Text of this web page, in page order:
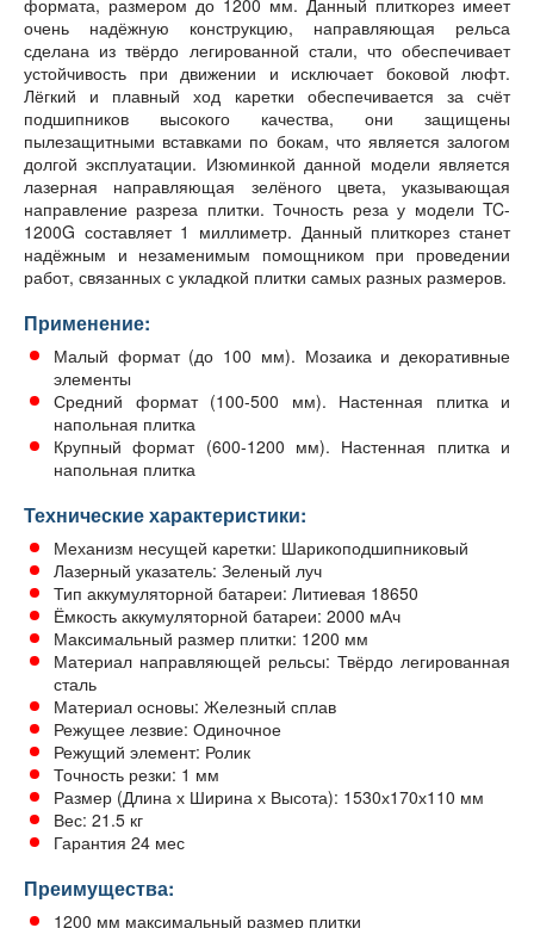
формата, размером до 1200 мм. Данный плиткорез имеет
очень надёжную конструкцию, направляющая рельса
сделана из твёрдо легированной стали, что обеспечивает
устойчивость при движении и исключает боковой люфт.
Лёгкий и плавный ход каретки обеспечивается за счёт
подшипников высокого качества, они защищены
пылезащитными вставками по бокам, что является залогом
долгой эксплуатации. Изюминкой данной модели является
лазерная направляющая зелёного цвета, указывающая
направление разреза плитки. Точность реза у модели TC-
1200G составляет 1 миллиметр. Данный плиткорез станет
надёжным и незаменимым помощником при проведении
работ, связанных с укладкой плитки самых разных размеров.
Применение:
Малый формат (до 100 мм). Мозаика и декоративные
элементы
Средний формат (100-500 мм). Настенная плитка и
напольная плитка
Крупный формат (600-1200 мм). Настенная плитка и
напольная плитка
Технические характеристики:
Механизм несущей каретки: Шарикоподшипниковый
Лазерный указатель: Зеленый луч
Тип аккумуляторной батареи: Литиевая 18650
Ёмкость аккумуляторной батареи: 2000 мАч
Максимальный размер плитки: 1200 мм
Материал направляющей рельсы: Твёрдо легированная
сталь
Материал основы: Железный сплав
Режущее лезвие: Одиночное
Режущий элемент: Ролик
Точность резки: 1 мм
Размер (Длина х Ширина х Высота): 1530х170х110 мм
Вес: 21.5 кг
Гарантия 24 мес
Преимущества:
1200 мм максимальный размер плитки